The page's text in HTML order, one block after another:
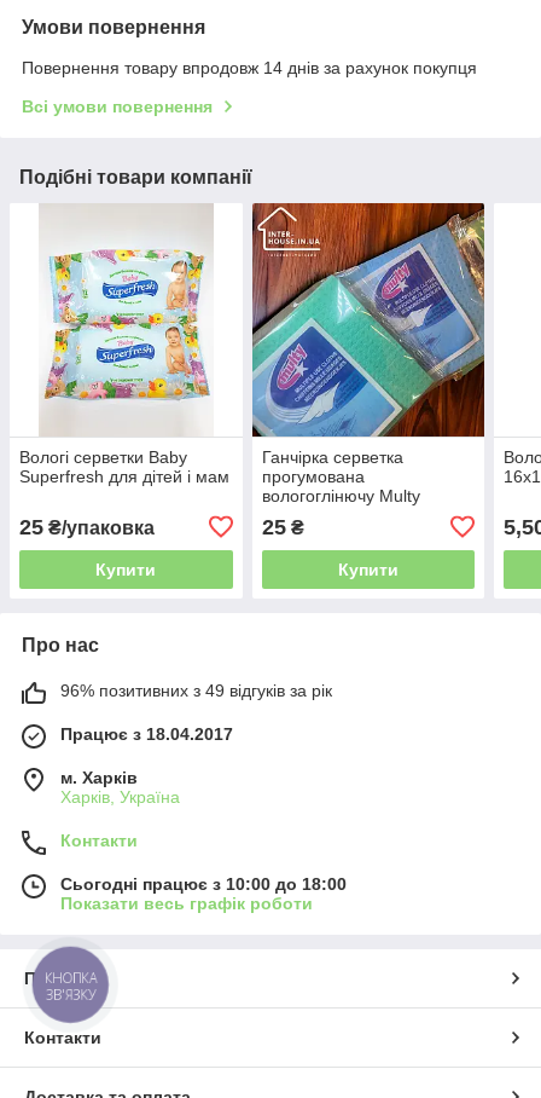
Умови повернення
Повернення товару впродовж 14 днів за рахунок покупця
Всі умови повернення
Подібні товари компанії
Вологі серветки Baby
Superfresh для дітей і мам
25 ₴/упаковка
Купити
Ганчірка серветка
прогумована
вологоглінючу Multy
25₴
Купити
Про нас
96% позитивних з 49 відгуків за рік
Працює з 18.04.2017
м. Харків
Харків, Україна
Контакти
Сьогодні працює з 10:00 до 18:00
Показати весь графік роботи
Про нас
Контакти
КНОПКА
ЗВ'ЯЗКУ